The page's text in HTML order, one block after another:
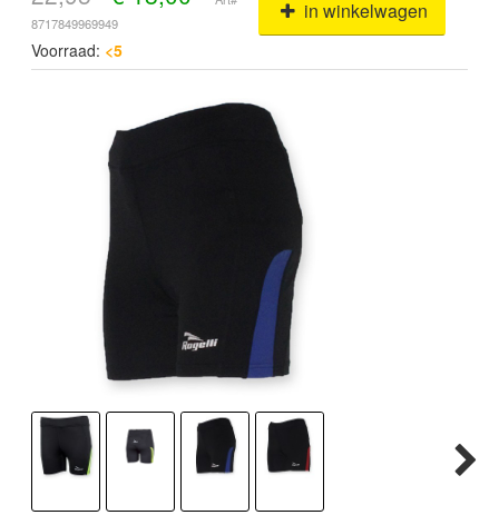
8717849969949
in winkelwagen
Voorraad: <5